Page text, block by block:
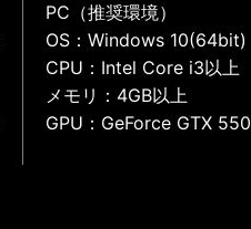
PC（推奨環境）
OS：Windows 10(64bit)
CPU：Intel Core i3以上
メモリ：4GB以上
GPU：GeForce GTX